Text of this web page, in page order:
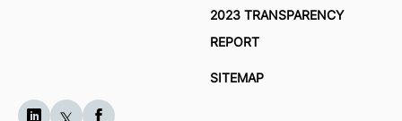
2023 TRANSPARENCY
REPORT
SITEMAP